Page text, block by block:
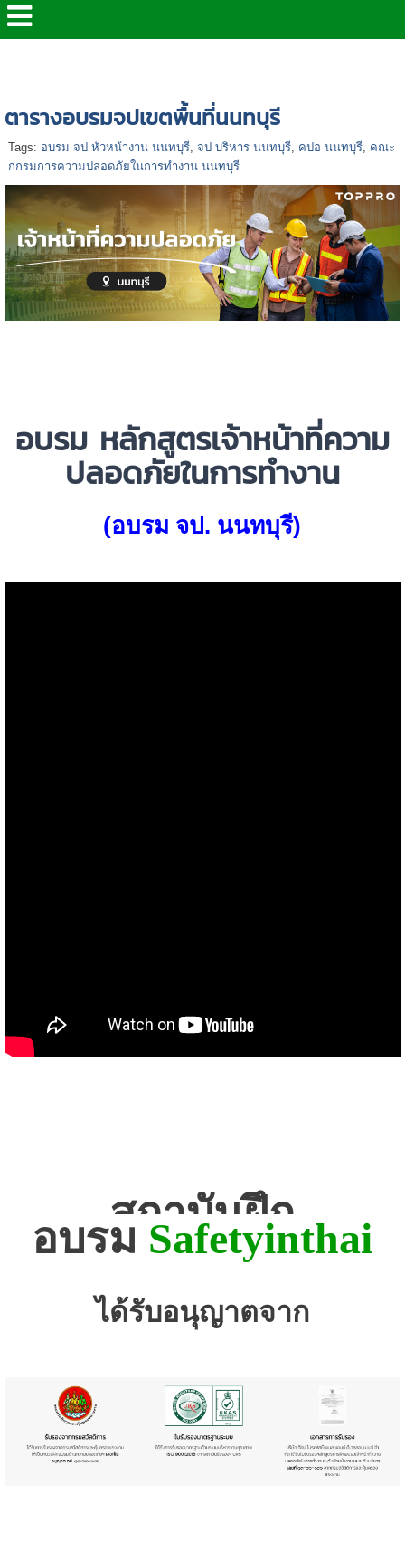
ตารางอบรมจปเขตพื้นที่นนทบุรี
Tags: อบรม จป หัวหน้างาน นนทบุรี, จป บริหาร นนทบุรี, คปอ นนทบุรี, คณะ
กกรมการความปลอดภัยในการทำงาน นนทบุรี
อบรม หลักสูตรเจ้าหน้าที่ความ
ปลอดภัยในการทำงาน
(อบรม จป. นนทบุรี)
สถาบันฝึก
อบรม Safetyinthai
ได้รับอนุญาตจาก